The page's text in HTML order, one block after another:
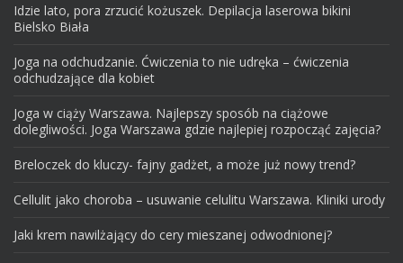
Idzie lato, pora zrzucić kożuszek. Depilacja laserowa bikini
Bielsko Biała
Joga na odchudzanie. Ćwiczenia to nie udręka – ćwiczenia
odchudzające dla kobiet
Joga w ciąży Warszawa. Najlepszy sposób na ciążowe
dolegliwości. Joga Warszawa gdzie najlepiej rozpocząć zajęcia?
Breloczek do kluczy- fajny gadżet, a może już nowy trend?
Cellulit jako choroba – usuwanie celulitu Warszawa. Kliniki urody
Jaki krem nawilżający do cery mieszanej odwodnionej?